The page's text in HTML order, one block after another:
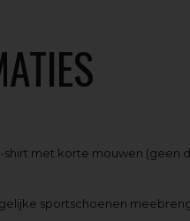
met korte mouwen (geen
sportschoenen